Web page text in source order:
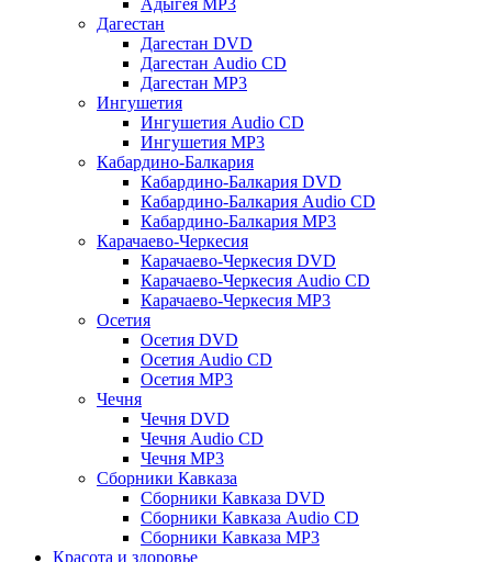
Адыгея MP3
Дагестан
Дагестан DVD
Дагестан Audio CD
Дагестан MP3
Ингушетия
Ингушетия Audio CD
Ингушетия MP3
Кабардино-Балкария
Кабардино-Балкария DVD
Кабардино-Балкария Audio CD
Кабардино-Балкария MP3
Карачаево-Черкесия
Карачаево-Черкесия DVD
Карачаево-Черкесия Audio CD
Карачаево-Черкесия MP3
Осетия
Осетия DVD
Осетия Audio CD
Осетия MP3
Чечня
Чечня DVD
Чечня Audio CD
Чечня MP3
Сборники Кавказа
Сборники Кавказа DVD
Сборники Кавказа Audio CD
Сборники Кавказа MP3
Красота и здоровье